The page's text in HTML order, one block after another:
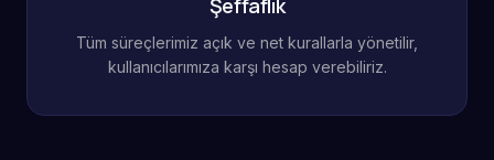
Şeffaflık
Tüm süreçlerimiz açık ve net kurallarla yönetilir,
kullanıcılarımıza karşı hesap verebiliriz.